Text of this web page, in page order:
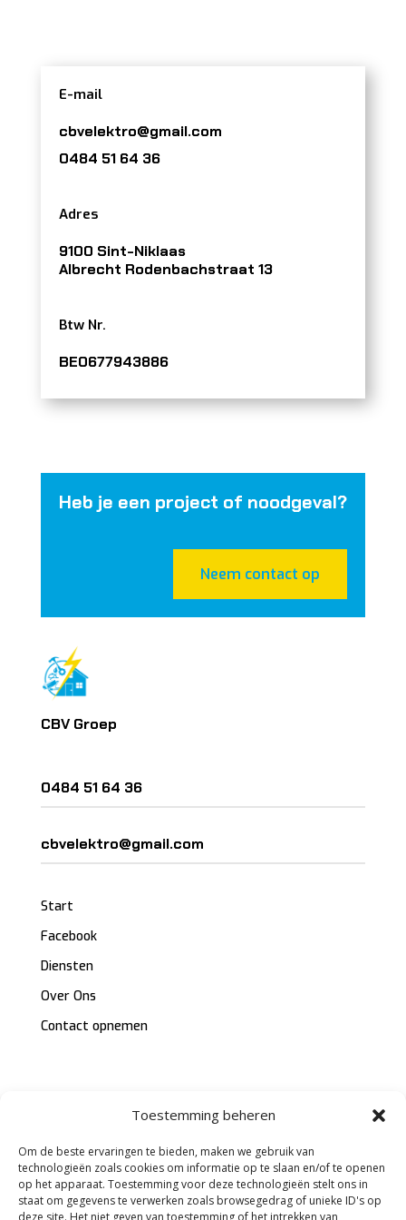
Toestemming beheren
Om de beste ervaringen te bieden, maken we gebruik van
technologieën zoals cookies om informatie op te slaan en/of te openen
op het apparaat. Toestemming voor deze technologieën stelt ons in
staat om gegevens te verwerken zoals browsegedrag of unieke ID's op
deze site. Het niet geven van toestemming of het intrekken van
E-mail
cbvelektro@gmail.com
0484 51 64 36
Adres
9100 Sint-Niklaas
Albrecht Rodenbachstraat 13
Btw Nr.
BE0677943886
Heb je een project of noodgeval?
Neem contact op
CBV Groep
0484 51 64 36
cbvelektro@gmail.com
Start
Facebook
Diensten
Over Ons
Contact opnemen
Copyright © 2026 CBV Groep. Alle rechten
voorbehouden.
Cookies Beleid/Voorwaarden en condities